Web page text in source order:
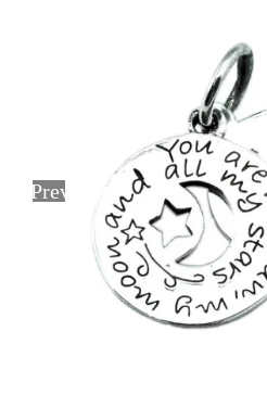
Previous